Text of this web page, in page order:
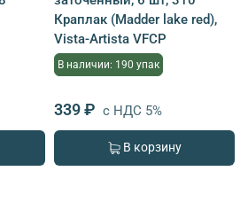
Краплак (Madder lake red),
Vista-Artista VFCP
В наличии: 190 упак
339 ₽ с НДС 5%
В корзину